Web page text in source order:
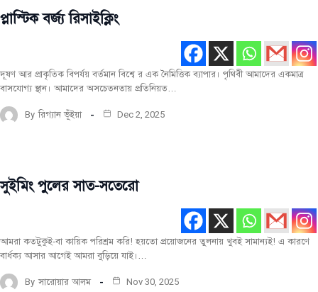
সবিশেষ
প্লাস্টিক বর্জ্য রিসাইক্লিং
দূষণ আর প্রাকৃতিক বিপর্যয় বর্তমান বিশ্বে র এক নৈমিত্তিক ব্যাপার। পৃথিবী আমাদের একমাত্র
বাসযোগ্য স্থান। আমাদের অসচেতনতায় প্রতিনিয়ত…
By রিগ্যান ভূঁইয়া Dec 2, 2025
সবিশেষ
সুইমিং পুলের সাত-সতেরো
আমরা কতটুকুই-বা কায়িক পরিশ্রম করি! হয়তো প্রয়োজনের তুলনায় খুবই সামান্যই! এ কারণে
বার্ধক্য আসার আগেই আমরা বুড়িয়ে যাই।…
By সারোয়ার আলম Nov 30, 2025